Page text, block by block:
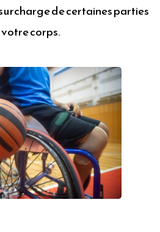
de certaines parties
corps.